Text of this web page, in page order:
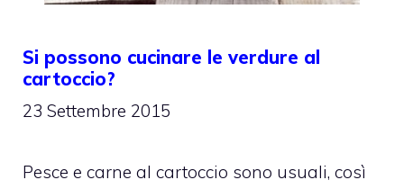
Si possono cucinare le verdure al
cartoccio?
23 Settembre 2015
Pesce e carne al cartoccio sono usuali, così